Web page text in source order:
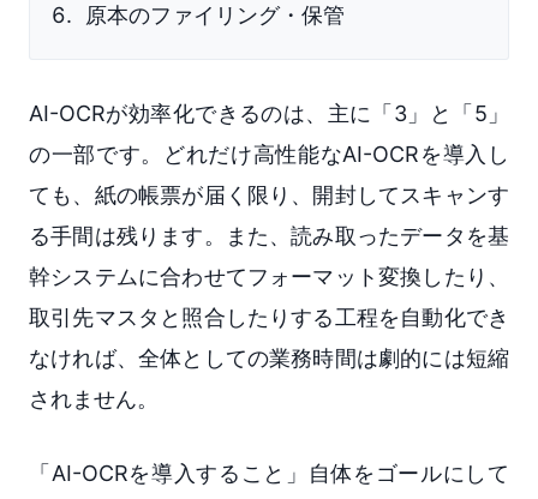
原本のファイリング・保管
AI-OCRが効率化できるのは、主に「3」と「5」
の一部です。どれだけ高性能なAI-OCRを導入し
ても、紙の帳票が届く限り、開封してスキャンす
る手間は残ります。また、読み取ったデータを基
幹システムに合わせてフォーマット変換したり、
取引先マスタと照合したりする工程を自動化でき
なければ、全体としての業務時間は劇的には短縮
されません。
「AI-OCRを導入すること」自体をゴールにして